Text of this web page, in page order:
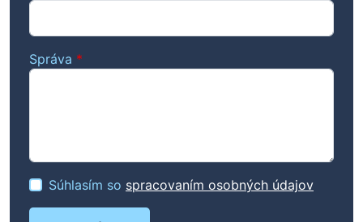
Správa *
Súhlasím so spracovaním osobných údajov